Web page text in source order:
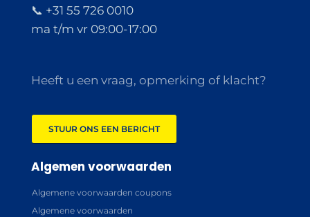
📞 +31 55 726 0010
ma t/m vr 09:00-17:00
Heeft u een vraag, opmerking of klacht?
STUUR ONS EEN BERICHT
Algemen voorwaarden
Algemene voorwaarden coupons
Algemene voorwaarden